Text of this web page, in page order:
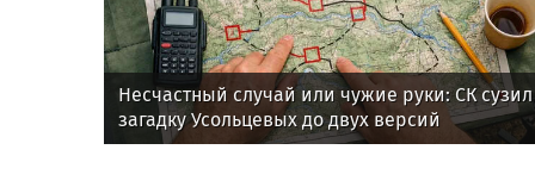
Несчастный случай или чужие руки: СК сузил
загадку Усольцевых до двух версий